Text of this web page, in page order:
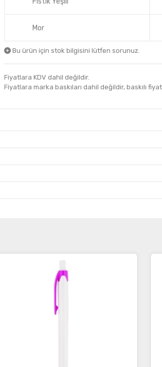
Mor
Bu ürün için stok bilgisini lütfen sorunuz.
Fiyatlara KDV dahil değildir.
Fiyatlara marka baskıları dahil değildir, baskılı